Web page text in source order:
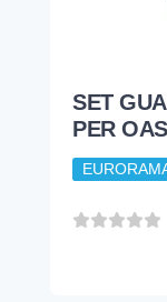
SET
PER